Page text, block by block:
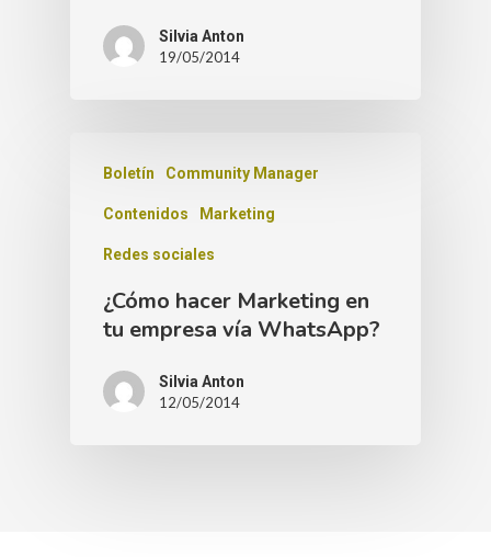
Silvia Anton
19/05/2014
Boletín Community Manager
Contenidos Marketing
Redes sociales
¿Cómo hacer Marketing en
tu empresa vía WhatsApp?
Silvia Anton
12/05/2014